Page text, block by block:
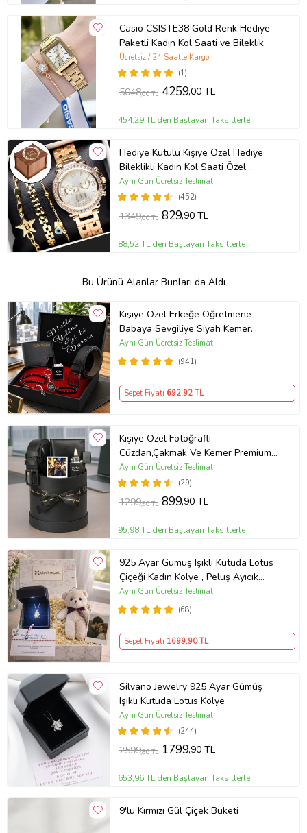
Casio CSISTE38 Gold Renk Hediye
Paketli Kadın Kol Saati ve Bileklik
(1)
Ücretsiz / 24 Saatte Kargo
5048,00 TL 4259,00 TL
454,29 TL'den Başlayan Taksitlerle
Hediye Kutulu Kişiye Özel Hediye
Bileklikli Kadın Kol Saati Özel
Kutusunda (Gold)
(452)
Aynı Gün Ücretsiz Teslimat
1349,00 TL 829,90 TL
88,52 TL'den Başlayan Taksitlerle
Bu Ürünü Alanlar Bunları da Aldı
Kişiye Özel Erkeğe Öğretmene
Babaya Sevgiliye Siyah Kemer
Cüzdan Çakmak Seti Hediye Seti
(941)
Aynı Gün Ücretsiz Teslimat
Sepet Fiyatı 692,92 TL
Kişiye Özel Fotoğraflı
Cüzdan,Çakmak Ve Kemer Premium
Erkek Aksesuar Seti
(29)
Aynı Gün Ücretsiz Teslimat
1299,90 TL 899,90 TL
95,98 TL'den Başlayan Taksitlerle
925 Ayar Gümüş Işıklı Kutuda Lotus
Çiçeği Kadın Kolye , Peluş Ayıcık
Anahtarlık Marteniçka Bileklik,
Polaroid Fotoğraf Hediye
(68)
Aynı Gün Ücretsiz Teslimat
Sepet Fiyatı 1699,90 TL
Silvano Jewelry 925 Ayar Gümüş
Işıklı Kutuda Lotus Kolye
(244)
Aynı Gün Ücretsiz Teslimat
2599,86 TL 1799,90 TL
653,96 TL'den Başlayan Taksitlerle
9'lu Kırmızı Gül Çiçek Buketi